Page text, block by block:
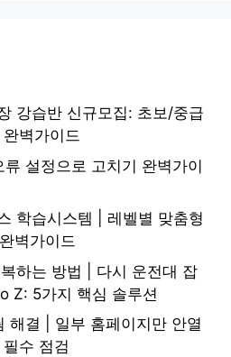
강습반 신규모집: 초보/중급
벽가이드
설정으로 고치기 완벽가이
학습시스템 | 레벨별 맞춤형
벽가이드
하는 방법 | 다시 운전대 잡
Z: 5가지 핵심 솔루션
해결 | 일부 홈페이지만 안열
수 점검